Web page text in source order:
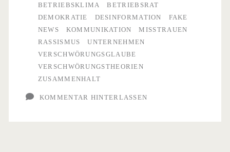
für
die
Arbeitswelt
BETRIEBSKLIMA
BETRIEBSRAT
DEMOKRATIE
DESINFORMATION
FAKE
NEWS
KOMMUNIKATION
MISSTRAUEN
RASSISMUS
UNTERNEHMEN
VERSCHWÖRUNGSGLAUBE
VERSCHWÖRUNGSTHEORIEN
ZUSAMMENHALT
KOMMENTAR HINTERLASSEN